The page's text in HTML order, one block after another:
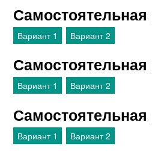
Вариант 1 Вариант 2
Вариант 1 Вариант 2
Вариант 1 Вариант 2